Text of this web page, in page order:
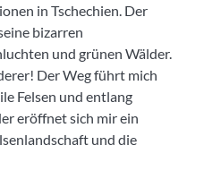
in Tschechien. Der
bizarren
und grünen Wälder.
Der Weg führt mich
Felsen und entlang
eröffnet sich mir ein
und die